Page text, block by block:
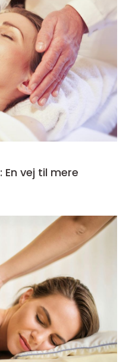
En vej til mere